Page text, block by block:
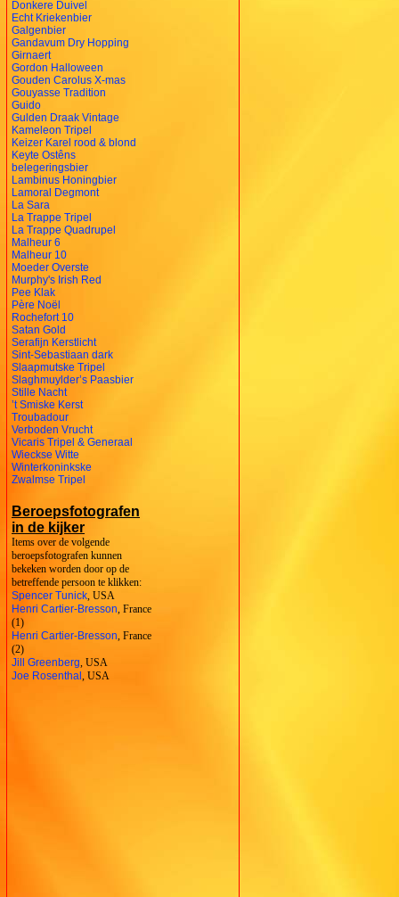
Donkere Duivel
Echt Kriekenbier
Galgenbier
Gandavum Dry Hopping
Girnaert
Gordon Halloween
Gouden Carolus X-mas
Gouyasse Tradition
Guido
Gulden Draak Vintage
Kameleon Tripel
Keizer Karel rood & blond
Keyte Ostêns
belegeringsbier
Lambinus Honingbier
Lamoral Degmont
La Sara
La Trappe Tripel
La Trappe Quadrupel
Malheur 6
Malheur 10
Moeder Overste
Murphy's Irish Red
Pee Klak
Père Noël
Rochefort 10
Satan Gold
Serafijn Kerstlicht
Sint-Sebastiaan dark
Slaapmutske Tripel
Slaghmuylder’s Paasbier
Stille Nacht
’t Smiske Kerst
Troubadour
Verboden Vrucht
Vicaris Tripel & Generaal
Wieckse Witte
Winterkoninkske
Zwalmse Tripel
Beroepsfotografen
in de kijker
Items over de volgende
beroepsfotografen kunnen
bekeken worden door op de
betreffende persoon te klikken:
Spencer Tunick , USA
Henri Cartier-Bresson , France
(1)
Henri Cartier-Bresson , France
(2)
Jill Greenberg , USA
Joe Rosenthal , USA